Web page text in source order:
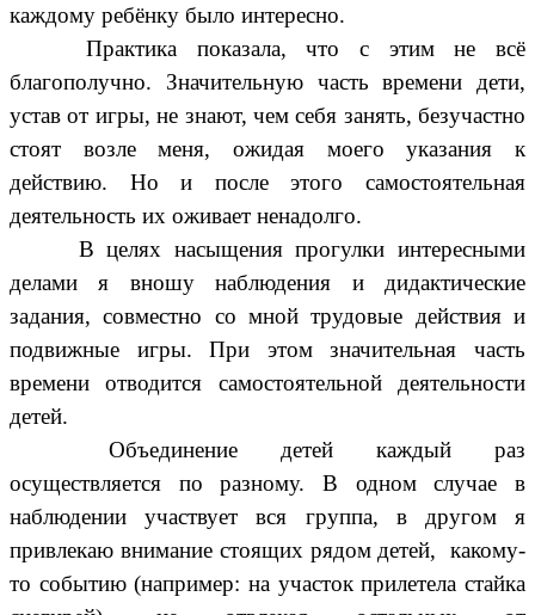
каждому ребёнку было интересно.
Практика показала, что с этим не всё
благополучно. Значительную часть времени дети,
устав от игры, не знают, чем себя занять, безучастно
стоят возле меня, ожидая моего указания к
действию. Но и после этого самостоятельная
деятельность их оживает ненадолго.
В целях насыщения прогулки интересными
делами я вношу наблюдения и дидактические
задания, совместно со мной трудовые действия и
подвижные игры. При этом значительная часть
времени отводится самостоятельной деятельности
детей.
Объединение детей каждый раз
осуществляется по разному. В одном случае в
наблюдении участвует вся группа, в другом я
привлекаю внимание стоящих рядом детей, какому-
то событию (например: на участок прилетела стайка